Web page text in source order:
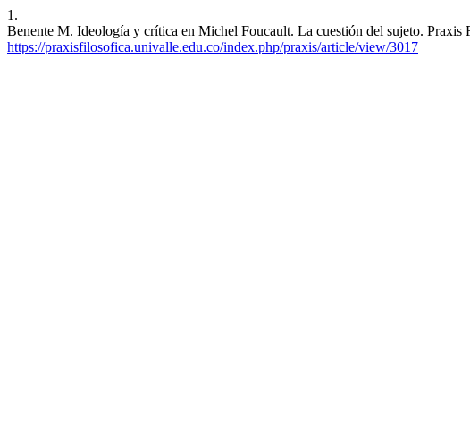
1.
Benente M. Ideología y crítica en Michel Foucault. La cuestión del sujeto.
https://praxisfilosofica.univalle.edu.co/index.php/praxis/article/view/3017